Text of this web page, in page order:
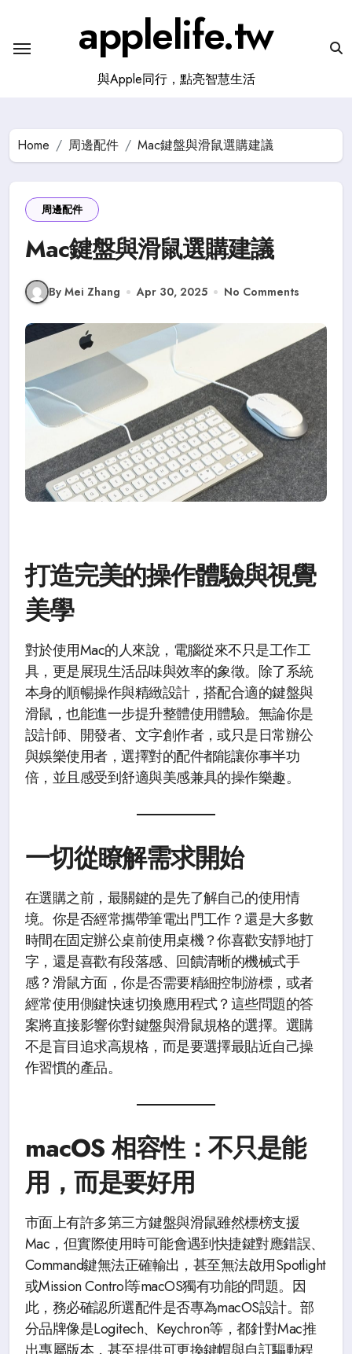
content
applelife.tw
與Apple同行，點亮智慧生活
Home 周邊配件 Mac鍵盤與滑鼠選購建議
周邊配件
Mac鍵盤與滑鼠選購建議
By Mei Zhang Apr 30, 2025 No Comments
打造完美的操作體驗與視覺
美學
對於使用Mac的人來說，電腦從來不只是工作工
具，更是展現生活品味與效率的象徵。除了系統
本身的順暢操作與精緻設計，搭配合適的鍵盤與
滑鼠，也能進一步提升整體使用體驗。無論你是
設計師、開發者、文字創作者，或只是日常辦公
與娛樂使用者，選擇對的配件都能讓你事半功
倍，並且感受到舒適與美感兼具的操作樂趣。
一切從瞭解需求開始
在選購之前，最關鍵的是先了解自己的使用情
境。你是否經常攜帶筆電出門工作？還是大多數
時間在固定辦公桌前使用桌機？你喜歡安靜地打
字，還是喜歡有段落感、回饋清晰的機械式手
感？滑鼠方面，你是否需要精細控制游標，或者
經常使用側鍵快速切換應用程式？這些問題的答
案將直接影響你對鍵盤與滑鼠規格的選擇。選購
不是盲目追求高規格，而是要選擇最貼近自己操
作習慣的產品。
macOS 相容性：不只是能
用，而是要好用
市面上有許多第三方鍵盤與滑鼠雖然標榜支援
Mac，但實際使用時可能會遇到快捷鍵對應錯誤、
Command鍵無法正確輸出，甚至無法啟用Spotlight
或Mission Control等macOS獨有功能的問題。因
此，務必確認所選配件是否專為macOS設計。部
分品牌像是Logitech、Keychron等，都針對Mac推